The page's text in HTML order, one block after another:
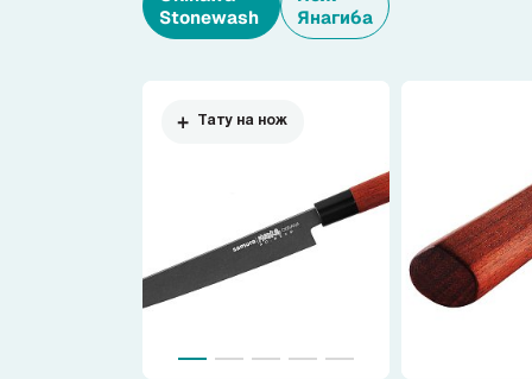
Ножи по видам
Stonewash
Янагиба
Тату на нож